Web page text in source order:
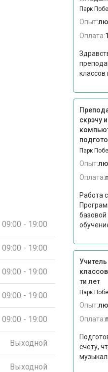
09:00 - 19:00
09:00 - 19:00
09:00 - 19:00
09:00 - 19:00
09:00 - 19:00
Выходной
Выходной
Парк
Опыт:
Оплата:
классов
скрэчу
Парк
Опыт:
Оплата:
Работа
ти лет
Парк
Опыт:
Оплата:
счету,